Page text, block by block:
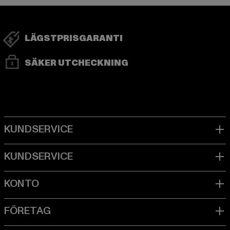
LÄGSTPRISGARANTI
SÄKER UTCHECKNING